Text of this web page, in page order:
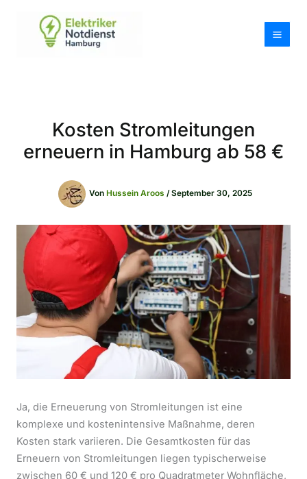
Kosten Stromleitungen
erneuern in Hamburg ab 58 €
Von Hussein Aroos /September 30, 2025
Ja, die Erneuerung von Stromleitungen ist eine
komplexe und kostenintensive Maßnahme, deren
Kosten stark variieren. Die Gesamtkosten für das
Erneuern von Stromleitungen liegen typischerweise
zwischen 60 € und 120 € pro Quadratmeter Wohnfläche,